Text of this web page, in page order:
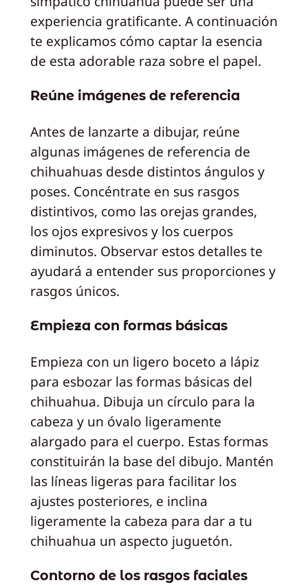
experiencia gratificante. A continuación
te explicamos cómo captar la esencia
de esta adorable raza sobre el papel.
Reúne imágenes de referencia
Antes de lanzarte a dibujar, reúne
algunas imágenes de referencia de
chihuahuas desde distintos ángulos y
poses. Concéntrate en sus rasgos
distintivos, como las orejas grandes,
los ojos expresivos y los cuerpos
diminutos. Observar estos detalles te
ayudará a entender sus proporciones y
rasgos únicos.
Empieza con formas básicas
Empieza con un ligero boceto a lápiz
para esbozar las formas básicas del
chihuahua. Dibuja un círculo para la
cabeza y un óvalo ligeramente
alargado para el cuerpo. Estas formas
constituirán la base del dibujo. Mantén
las líneas ligeras para facilitar los
ajustes posteriores, e inclina
ligeramente la cabeza para dar a tu
chihuahua un aspecto juguetón.
Contorno de los rasgos faciales